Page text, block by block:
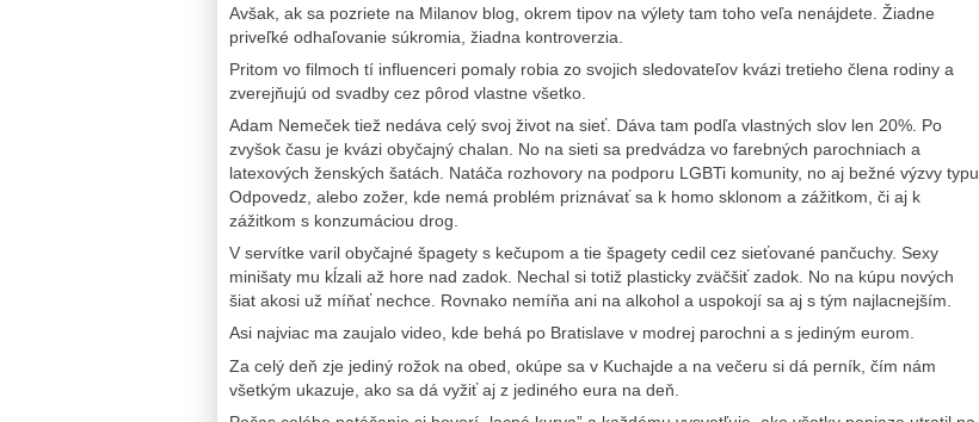
Avšak, ak sa pozriete na Milanov blog, okrem tipov na výlety tam toho veľa nenájdete. Žiadne
priveľké odhaľovanie súkromia, žiadna kontroverzia.
Pritom vo filmoch tí influenceri pomaly robia zo svojich sledovateľov kvázi tretieho člena rodiny a
zverejňujú od svadby cez pôrod vlastne všetko.
Adam Nemeček tiež nedáva celý svoj život na sieť. Dáva tam podľa vlastných slov len 20%. Po
zvyšok času je kvázi obyčajný chalan. No na sieti sa predvádza vo farebných parochniach a
latexových ženských šatách. Natáča rozhovory na podporu LGBTi komunity, no aj bežné výzvy typu
Odpovedz, alebo zožer, kde nemá problém priznávať sa k homo sklonom a zážitkom, či aj k
zážitkom s konzumáciou drog.
V servítke varil obyčajné špagety s kečupom a tie špagety cedil cez sieťované pančuchy. Sexy
minišaty mu kĺzali až hore nad zadok. Nechal si totiž plasticky zväčšiť zadok. No na kúpu nových
šiat akosi už míňať nechce. Rovnako nemíňa ani na alkohol a uspokojí sa aj s tým najlacnejším.
Asi najviac ma zaujalo video, kde behá po Bratislave v modrej parochni a s jediným eurom.
Za celý deň zje jediný rožok na obed, okúpe sa v Kuchajde a na večeru si dá perník, čím nám
všetkým ukazuje, ako sa dá vyžiť aj z jediného eura na deň.